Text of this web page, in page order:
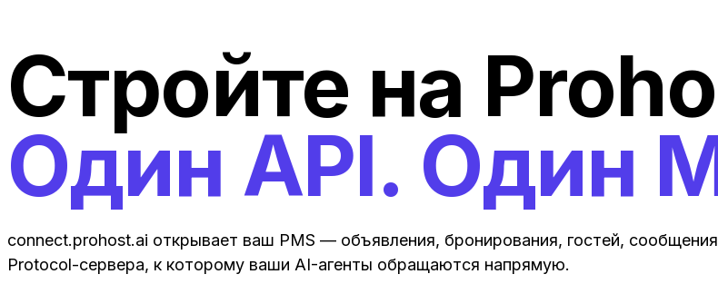
Стройте на
Один API. Один
connect.prohost.ai открывает ваш PMS — объявления, бронирования, гостей,
Protocol-сервера, к которому ваши AI-агенты обращаются напрямую.